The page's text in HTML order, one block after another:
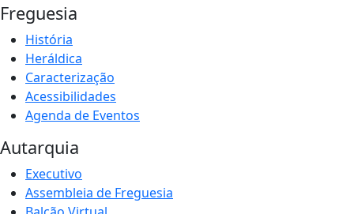
Freguesia
História
Heráldica
Caracterização
Acessibilidades
Agenda de Eventos
Autarquia
Executivo
Assembleia de Freguesia